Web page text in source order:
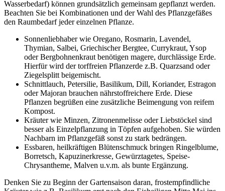
Wasserbedarf) können grundsätzlich gemeinsam gepflanzt werden.
Beachten Sie bei Kombinationen und der Wahl des Pflanzgefäßes
den Raumbedarf jeder einzelnen Pflanze.
Sonnenliebhaber wie Oregano, Rosmarin, Lavendel,
Thymian, Salbei, Griechischer Bergtee, Currykraut, Ysop
oder Bergbohnenkraut benötigen magere, durchlässige Erde.
Hierfür wird der torffreien Pflanzerde z.B. Quarzsand oder
Ziegelsplitt beigemischt.
Schnittlauch, Petersilie, Basilikum, Dill, Koriander, Estragon
oder Majoran brauchen nährstoffreichere Erde. Diese
Pflanzen begrüßen eine zusätzliche Beimengung von reifem
Kompost.
Kräuter wie Minzen, Zitronenmelisse oder Liebstöckel sind
besser als Einzelpflanzung in Töpfen aufgehoben. Sie würden
Nachbarn im Pflanzgefäß sonst zu stark bedrängen.
Essbaren, heilkräftigen Blütenschmuck bringen Ringelblume,
Borretsch, Kapuzinerkresse, Gewürztagetes, Speise-
Chrysantheme, Malven u.v.m. als bunte Ergänzung.
Denken Sie zu Beginn der Gartensaison daran, frostempfindliche